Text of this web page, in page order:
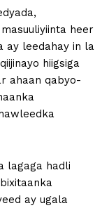
heer
ay leedahay in la
hiigsiga
ahaan qabyo-
lagaga hadli
ay ugala